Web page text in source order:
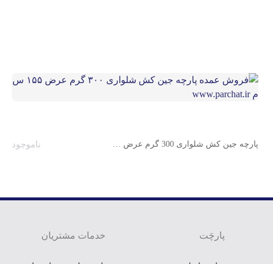
پارچه جین کش شلواری 300 گرم عرض 155 س م ناموجود
پارچَت خدمات مشتریان